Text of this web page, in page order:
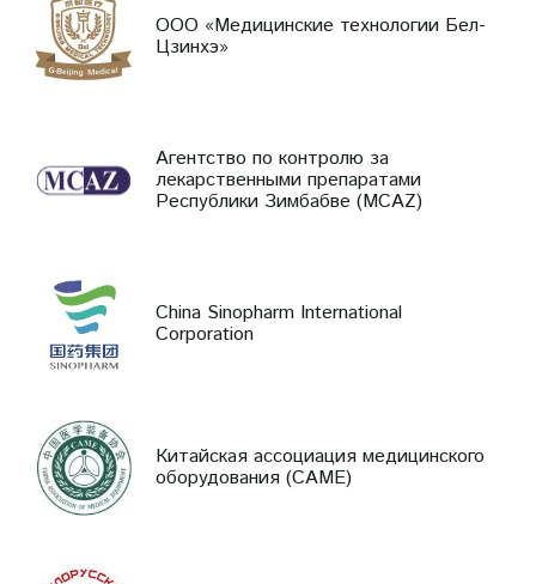
ООО «Медицинские технологии Бел-
Цзинхэ»
Агентство по контролю за
лекарственными препаратами
Республики Зимбабве (MCAZ)
China Sinopharm International
Corporation
Китайская ассоциация медицинского
оборудования (CAME)